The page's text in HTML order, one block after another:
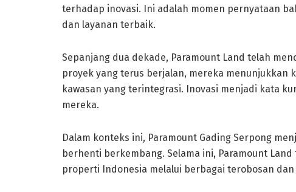
terhadap inovasi. Ini adalah momen pernyataan
dan layanan terbaik.
Sepanjang dua dekade, Paramount Land telah
proyek yang terus berjalan, mereka menunjukkan
kawasan yang terintegrasi. Inovasi menjadi kata
mereka.
Dalam konteks ini, Paramount Gading Serpong
berhenti berkembang. Selama ini, Paramount
properti Indonesia melalui berbagai terobosan